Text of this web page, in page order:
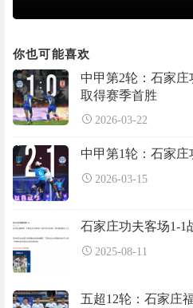
你也可能喜欢
中甲第2轮：石家
取得赛季首胜
2026-03-22
中甲第1轮：石家
2026-03-15
石家庄功夫客场1-1
2025-08-11
五超12轮：石家庄